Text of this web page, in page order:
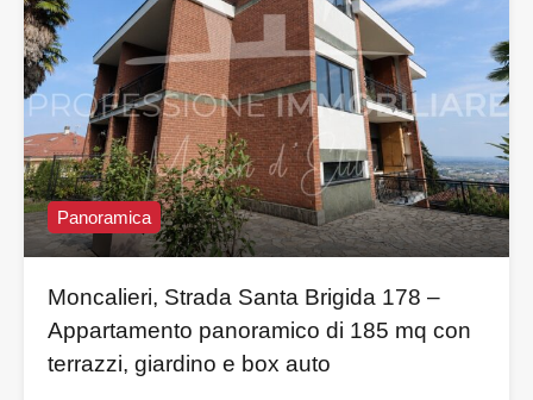
Panoramica
Moncalieri, Strada Santa Brigida 178 –
Appartamento panoramico di 185 mq con
terrazzi, giardino e box auto